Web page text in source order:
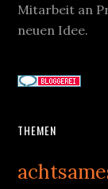
Mitarbeit an
neuen Idee.
THEMEN